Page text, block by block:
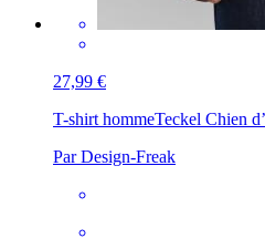
27,99 €
T-shirt hommeTeckel Chien
Par Design-Freak